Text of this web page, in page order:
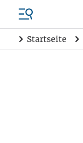
Startseite